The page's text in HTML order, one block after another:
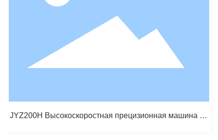
JYZ200H Высокоскоростная прецизионная машина пр